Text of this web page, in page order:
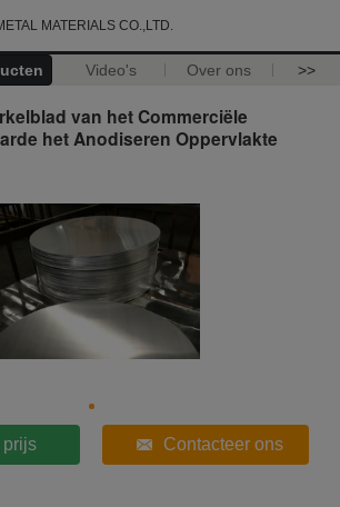
MATERIALS CO.,LTD.
Video's Over ons >>
van het Commerciële
het Anodiseren Oppervlakte
prijs Contacteer ons